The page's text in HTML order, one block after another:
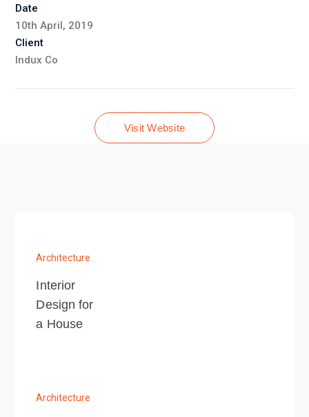
Date
10th April, 2019
Client
Indux Co
Visit Website
Architecture
Interior
Design for
a House
Architecture